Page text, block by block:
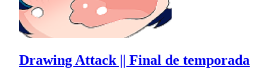
Drawing Attack || Final de temporada